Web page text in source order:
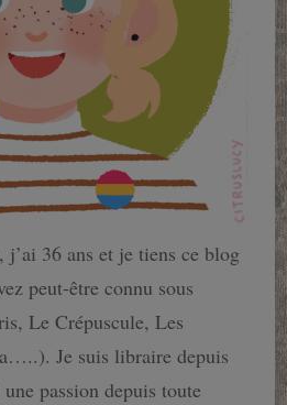
j’ai 36 ans et je tiens ce blog
peut-être connu sous
Le Crépuscule, Les
Je suis libraire depuis
passion depuis toute